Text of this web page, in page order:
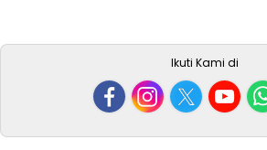
Ikuti Kami di